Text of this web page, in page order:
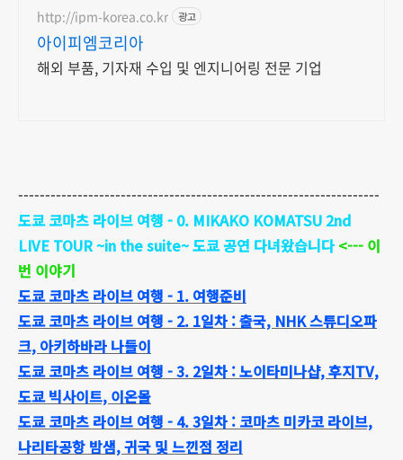
http://ipm-korea.co.kr 광고
아이피엠코리아
해외 부품, 기자재 수입 및 엔지니어링 전문 기업
-------------------------------------------------------------------
도쿄 코마츠 라이브 여행 - 0. MIKAKO KOMATSU 2nd
LIVE TOUR ~in the suite~ 도쿄 공연 다녀왔습니다 <--- 이
번 이야기
도쿄 코마츠 라이브 여행 - 1. 여행준비
도쿄 코마츠 라이브 여행 - 2. 1일차 : 출국, NHK 스튜디오파
크, 아키하바라 나들이
도쿄 코마츠 라이브 여행 - 3. 2일차 : 노이타미나샵, 후지TV,
도쿄 빅사이트, 이온몰
도쿄 코마츠 라이브 여행 - 4. 3일차 : 코마츠 미카코 라이브,
나리타공항 밤샘, 귀국 및 느낀점 정리